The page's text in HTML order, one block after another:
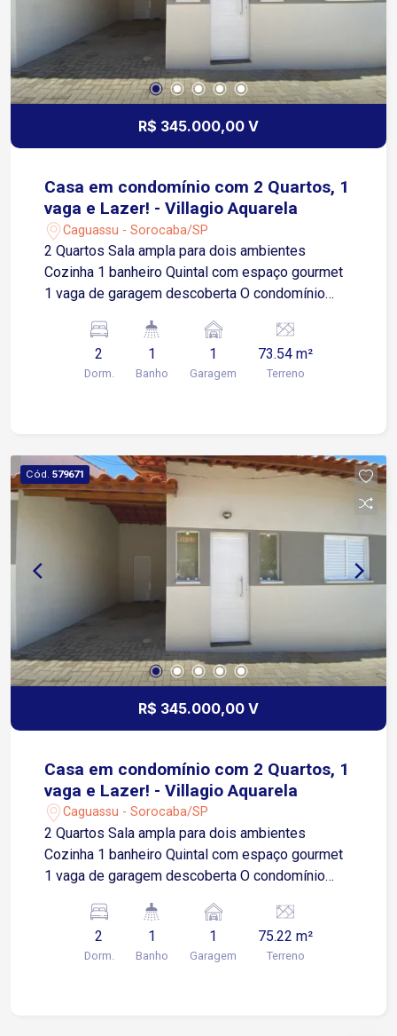
R$ 345.000,00 V
Casa em condomínio com 2 Quartos, 1
vaga e Lazer! - Villagio Aquarela
Caguassu - Sorocaba/SP
2 Quartos Sala ampla para dois ambientes
Cozinha 1 banheiro Quintal com espaço gourmet
1 vaga de garagem descoberta O condomínio
Localização privilegiada: Fácil acesso à Av.
Ipanema, próximo a supermercados, diversos
comércios e ao Rede Bom Lugar.
2
Dorm.
1
Banho
1
Garagem
73.54 m²
Terreno
Cód. 579671
R$ 345.000,00 V
Casa em condomínio com 2 Quartos, 1
vaga e Lazer! - Villagio Aquarela
Caguassu - Sorocaba/SP
2 Quartos Sala ampla para dois ambientes
Cozinha 1 banheiro Quintal com espaço gourmet
1 vaga de garagem descoberta O condomínio
Localização privilegiada: Fácil acesso à Av.
Ipanema, próximo a supermercados, diversos
comércios e ao Rede Bom Lugar.
2
Dorm.
1
Banho
1
Garagem
75.22 m²
Terreno